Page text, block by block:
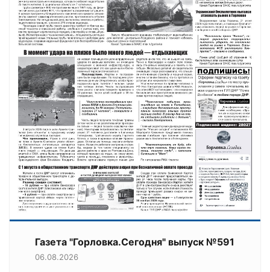
Газета "Горловка.Сегодня" выпуск №591
06.08.2026